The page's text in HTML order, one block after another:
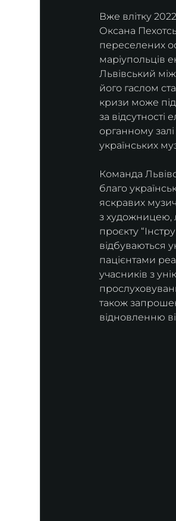
Вже влітку
Оксана
переселених
маріупольців
Львівський
його гаслом
кризи може
за відсутності
органному
українських
Команда
благо
яскравих
з художницею,
проєкту
відбуваються
пацієнтами
учасників з
також
відновленню